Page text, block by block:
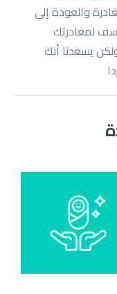
والعودة إلى
لمغادرتك
یسعدنا أنك